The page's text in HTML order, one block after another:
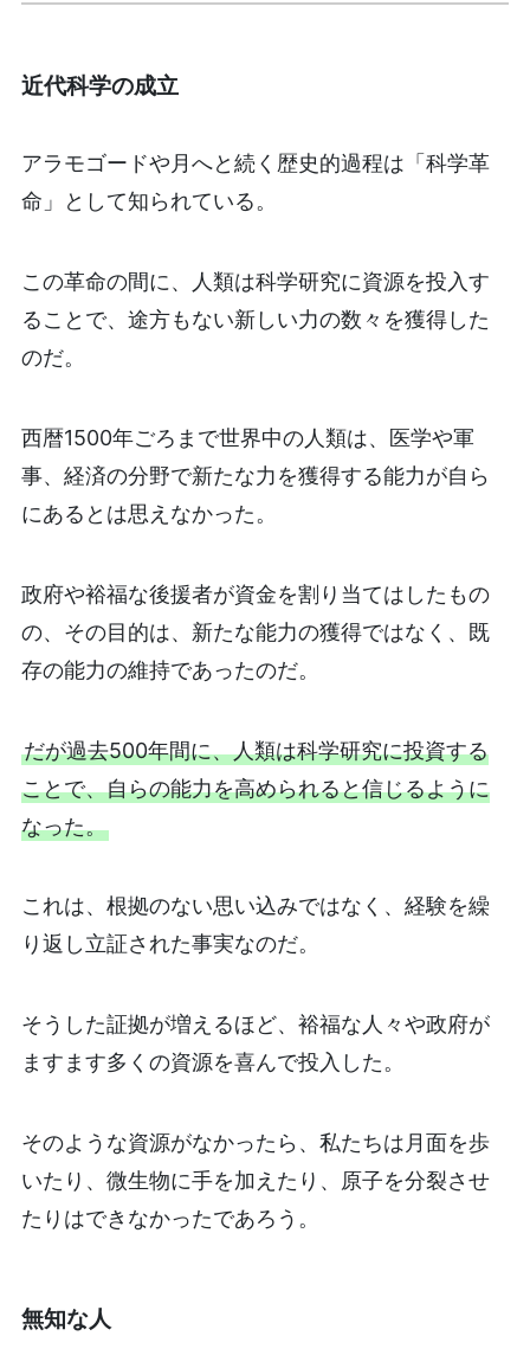
近代科学の成立
アラモゴードや月へと続く歴史的過程は「科学革
命」として知られている。
この革命の間に、人類は科学研究に資源を投入す
ることで、途方もない新しい力の数々を獲得した
のだ。
西暦1500年ごろまで世界中の人類は、医学や軍
事、経済の分野で新たな力を獲得する能力が自ら
にあるとは思えなかった。
政府や裕福な後援者が資金を割り当てはしたもの
の、その目的は、新たな能力の獲得ではなく、既
存の能力の維持であったのだ。
だが過去500年間に、人類は科学研究に投資する
ことで、自らの能力を高められると信じるように
なった。
これは、根拠のない思い込みではなく、経験を繰
り返し立証された事実なのだ。
そうした証拠が増えるほど、裕福な人々や政府が
ますます多くの資源を喜んで投入した。
そのような資源がなかったら、私たちは月面を歩
いたり、微生物に手を加えたり、原子を分裂させ
たりはできなかったであろう。
無知な人